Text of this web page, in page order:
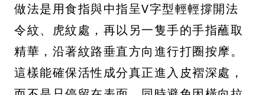
做法是用食指與中指呈V字型輕輕撐開法
令紋、虎紋處，再以另一隻手的手指蘸取
精華，沿著紋路垂直方向進行打圈按摩。
這樣能確保活性成分真正進入皮褶深處，